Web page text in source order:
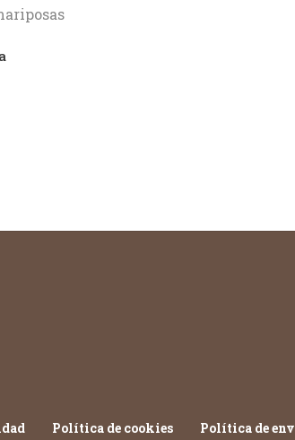
Política de cookies Política de